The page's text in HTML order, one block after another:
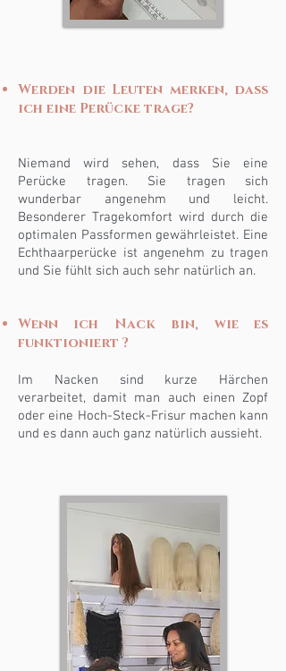
Werden die Leuten merken, dass
ich eine Perücke trage?
Niemand wird sehen, dass Sie eine
Perücke tragen. Sie tragen sich
wunderbar angenehm und leicht.
Besonderer Tragekomfort wird durch die
optimalen Passformen gewährleistet. Eine
Echthaarperücke ist angenehm zu tragen
und Sie fühlt sich auch sehr natürlich an.
Wenn ich Nackbin, wie es
funktioniert ?
Im Nacken sind kurze Härchen
verarbeitet, damit man auch einen Zopf
oder eine Hoch-Steck-Frisur machen kann
und es dann auch ganz natürlich aussieht.